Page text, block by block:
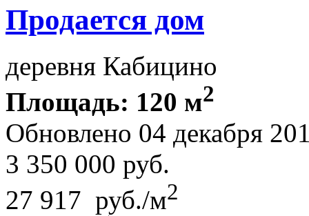
Продается дом
деревня Кабицино
Площадь: 120 м2
Обновлено 04 декабря
3 350 000 руб.
27 917 руб./м2